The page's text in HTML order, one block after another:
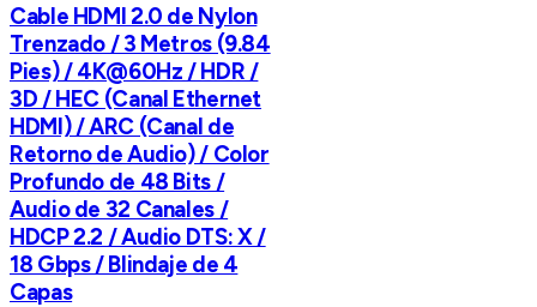
Cable HDMI 2.0 de Nylon
Trenzado / 3 Metros (9.84
Pies) / 4K@60Hz / HDR /
3D / HEC (Canal Ethernet
HDMI) / ARC (Canal de
Retorno de Audio) / Color
Profundo de 48 Bits /
Audio de 32 Canales /
HDCP 2.2 / Audio DTS: X /
18 Gbps / Blindaje de 4
Capas